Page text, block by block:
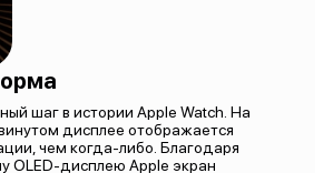
шаг в истории Apple Watch. На
дисплее отображается
чем когда-либо. Благодаря
OLED-дисплею Apple экран